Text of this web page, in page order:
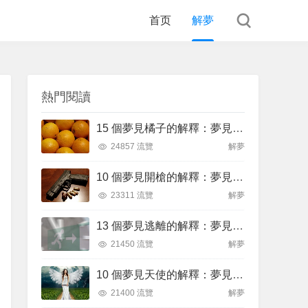
首页 解夢
熱門閱讀
15 個夢見橘子的解釋：夢見摘橘子、夢見送橘子
24857 流覽 解夢
10 個夢見開槍的解釋：夢見被槍擊 、夢見被槍威脅
23311 流覽 解夢
13 個夢見逃離的解釋：夢見飛翔逃跑、夢見逃離火焰
21450 流覽 解夢
10 個夢見天使的解釋：夢見黑天使、夢見黑暗天使
21400 流覽 解夢